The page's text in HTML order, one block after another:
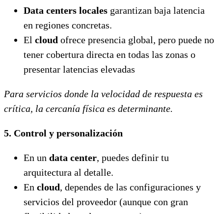
Data centers locales garantizan baja latencia
en regiones concretas.
El cloud ofrece presencia global, pero puede no
tener cobertura directa en todas las zonas o
presentar latencias elevadas
Para servicios donde la velocidad de respuesta es
crítica, la cercanía física es determinante.
5. Control y personalización
En un data center, puedes definir tu
arquitectura al detalle.
En cloud, dependes de las configuraciones y
servicios del proveedor (aunque con gran